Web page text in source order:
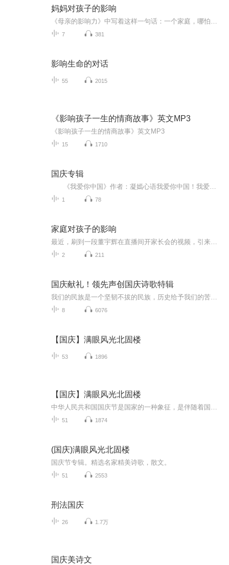
妈妈对孩子的影响
7 381
影响生命的对话
55 2015
《影响孩子一生的情商故事》英文MP3
《影响孩子一生的情商故事》英文MP3
15 1710
国庆专辑
1 78
家庭对孩子的影响
2 211
国庆献礼！领先声创国庆诗歌特辑
8 6076
【国庆】满眼风光北固楼
53 1896
【国庆】满眼风光北固楼
51 1874
(国庆)满眼风光北固楼
国庆节专辑。精选名家精美诗歌，散文。
51 2553
刑法国庆
26 1.7万
国庆美诗文